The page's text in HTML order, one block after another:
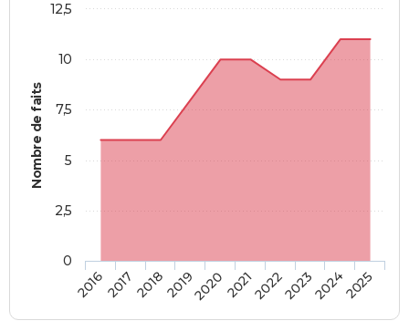
Nombre de faits
2016201720182019202020212022202320242025
0
2,5
5
7,5
10
12,5